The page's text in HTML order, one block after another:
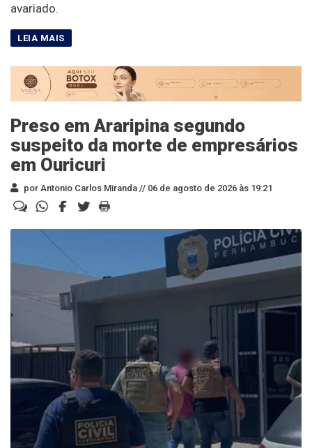
avariado.
Preso em Araripina segundo
suspeito da morte de empresários
em Ouricuri
por Antonio Carlos Miranda // 06 de agosto de 2026 às 19:21